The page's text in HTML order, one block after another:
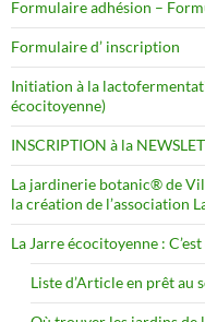
Formulaire adhésion –
Formulaire d’ inscription
Initiation à la
écocitoyenne)
INSCRIPTION à la
La jardinerie botanic® de
la création de l’association
La Jarre écocitoyenne :
Liste d’Article en prêt au